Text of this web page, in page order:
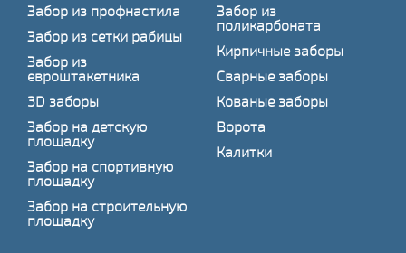
Забор из профнастила
Забор из сетки рабицы
Забор из
евроштакетника
3D заборы
Забор на детскую
площадку
Забор на спортивную
площадку
Забор на строительную
площадку
Забор из
поликарбоната
Кирпичные заборы
Сварные заборы
Кованые заборы
Ворота
Калитки